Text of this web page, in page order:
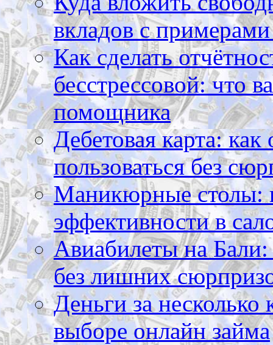
вкладов с
Как сделать
бесстрессовой: что
помощника
Дебетовая карта:
пользоваться без
Маникюрные столы:
эффективности в
Авиабилеты на Бали:
без лишних
Деньги за
выборе онлайн займа